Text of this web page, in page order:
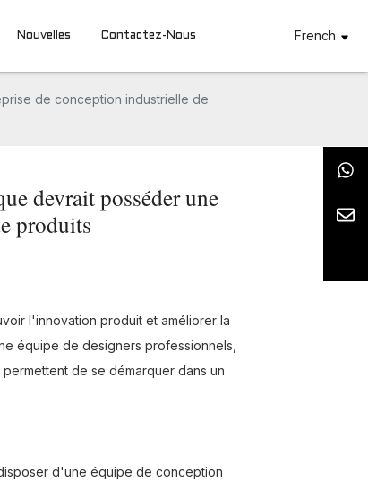
Nouvelles Contactez-Nous French
de conception industrielle de
devrait posséder une
produits
l'innovation produit et améliorer la
équipe de designers professionnels,
de se démarquer dans un
d'une équipe de conception